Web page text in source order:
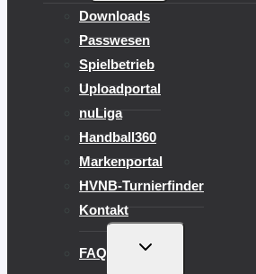
Downloads
Passwesen
Spielbetrieb
Uploadportal
nuLiga
Handball360
Markenportal
HVNB-Turnierfinder
Kontakt
FAQ
UNTERMENÜ